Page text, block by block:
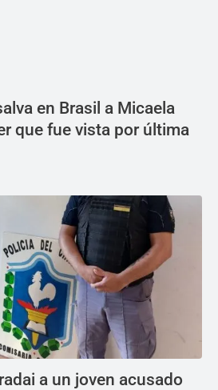
en Brasil a Micaela
que fue vista por última
a un joven acusado